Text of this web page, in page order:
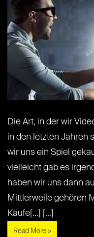
Die Art, in der wir
in den letzten Jahren
wir uns ein Spiel
vielleicht gab es
haben wir uns dann
Mittlerweile gehören
Käufe[...] [...]
Read More »